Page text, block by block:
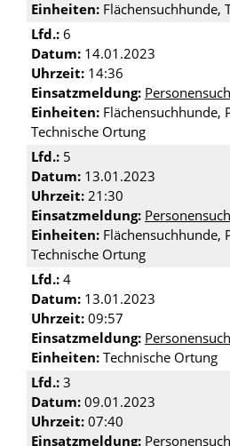
Einheiten: Flächensuchhunde,
Lfd.: 6
Datum: 14.01.2023
Uhrzeit: 14:36
Einsatzmeldung:
Einheiten: Flächensuchhunde,
Technische Ortung
Lfd.: 5
Datum: 13.01.2023
Uhrzeit: 21:30
Einsatzmeldung:
Einheiten: Flächensuchhunde,
Technische Ortung
Lfd.: 4
Datum: 13.01.2023
Uhrzeit: 09:57
Einsatzmeldung:
Einheiten: Technische Ortung
Lfd.: 3
Datum: 09.01.2023
Uhrzeit: 07:40
Einsatzmeldung: